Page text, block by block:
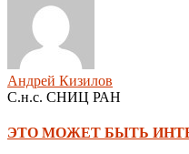
Андрей Кизилов
С.н.с. СНИЦ РАН
ЭТО МОЖЕТ БЫТЬ